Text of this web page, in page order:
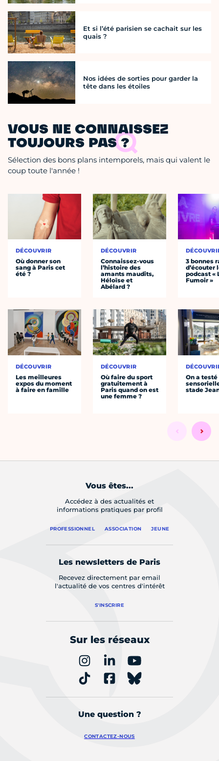
Et si l’été parisien se cachait sur les
quais ?
Nos idées de sorties pour garder la
tête dans les étoiles
VOUS NE CONNAISSEZ
TOUJOURS PAS ?
Sélection des bons plans intemporels, mais qui valent le
coup toute l'année !
DÉCOUVRIR
Où donner son
sang à Paris cet
été ?
DÉCOUVRIR
Les meilleures
expos du moment
à faire en famille
DÉCOUVRIR
Connaissez-vous
l’histoire des
amants maudits,
Héloïse et
Abélard ?
DÉCOUVRIR
Où faire du sport
gratuitement à
Paris quand on est
une femme ?
3 bonnes
d’écouter
podcast «
Fumoir »
On a
stade
Vous êtes...
Accédez à des actualités et
informations pratiques par profil
PROFESSIONNEL ASSOCIATION JEUNE
Les newsletters de Paris
Recevez directement par email
l'actualité de vos centres d'intérêt
S'INSCRIRE
Sur les réseaux
Une question ?
CONTACTEZ-NOUS